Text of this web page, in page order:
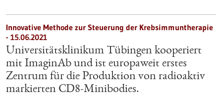
Innovative Methode zur Steuerung der Krebsimmuntherapie
- 15.06.2021
Universitätsklinikum Tübingen kooperiert
mit ImaginAb und ist europaweit erstes
Zentrum für die Produktion von radioaktiv
markierten CD8-Minibodies.